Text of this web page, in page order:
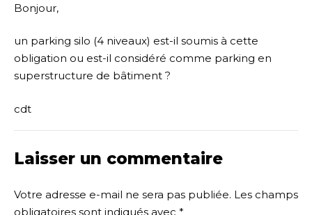
Bonjour,
un parking silo (4 niveaux) est-il soumis à cette
obligation ou est-il considéré comme parking en
superstructure de bâtiment ?
cdt
Laisser un commentaire
Votre adresse e-mail ne sera pas publiée. Les champs
obligatoires sont indiqués avec *